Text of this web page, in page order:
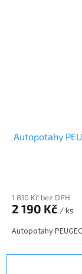
Autopotahy
1 810 Kč bez DPH
2 190 Kč / ks
Autopotahy